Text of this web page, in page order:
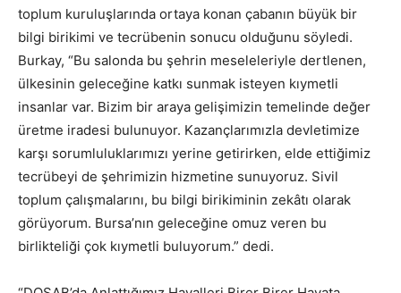
toplum kuruluşlarında ortaya konan çabanın büyük bir
bilgi birikimi ve tecrübenin sonucu olduğunu söyledi.
Burkay, “Bu salonda bu şehrin meseleleriyle dertlenen,
ülkesinin geleceğine katkı sunmak isteyen kıymetli
insanlar var. Bizim bir araya gelişimizin temelinde değer
üretme iradesi bulunuyor. Kazançlarımızla devletimize
karşı sorumluluklarımızı yerine getirirken, elde ettiğimiz
tecrübeyi de şehrimizin hizmetine sunuyoruz. Sivil
toplum çalışmalarını, bu bilgi birikiminin zekâtı olarak
görüyorum. Bursa’nın geleceğine omuz veren bu
birlikteliği çok kıymetli buluyorum.” dedi.